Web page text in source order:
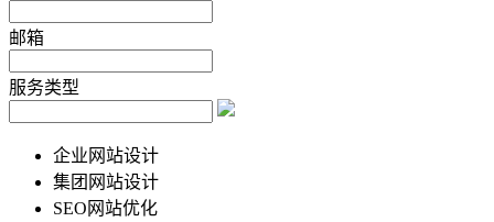
邮箱
服务类型
企业网站设计
集团网站设计
SEO网站优化